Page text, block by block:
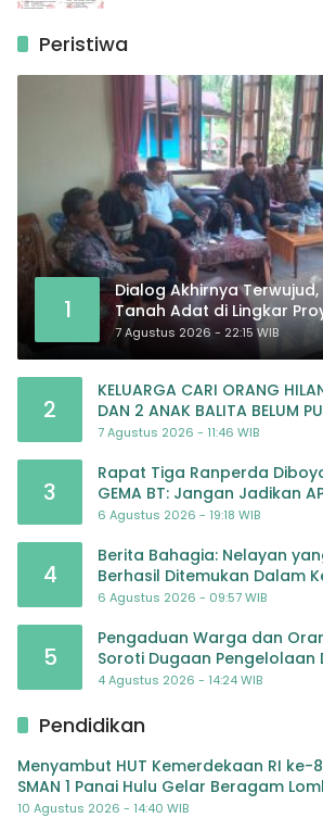
Peristiwa
1
Dialog Akhirnya
Tanah Adat di Lingkar
Nasional Memasuki Babak
7 Agustus 2026 - 22:15 WIB
2
KELUARGA CARI ORANG
DAN 2 ANAK BALITA BELUM
JULI 2026
7 Agustus 2026 - 11:46 WIB
3
Rapat Tiga Ranperda
GEMA BT: Jangan Jadikan
Pembiayaan yang Tak Perlu
6 Agustus 2026 - 19:18 WIB
4
Berita Bahagia: Nelayan
Berhasil Ditemukan Dalam
6 Agustus 2026 - 09:57 WIB
5
Pengaduan Warga dan
Soroti Dugaan Pengelolaan
TK Al-Ikhlas Tapanuli Selatan
4 Agustus 2026 - 14:24 WIB
Pendidikan
Menyambut HUT Kemerdekaan RI ke-
SMAN 1 Panai Hulu Gelar Beragam
10 Agustus 2026 - 14:40 WIB